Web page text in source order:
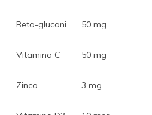
Beta-glucani 50 mg
Vitamina C 50 mg
Zinco 3 mg